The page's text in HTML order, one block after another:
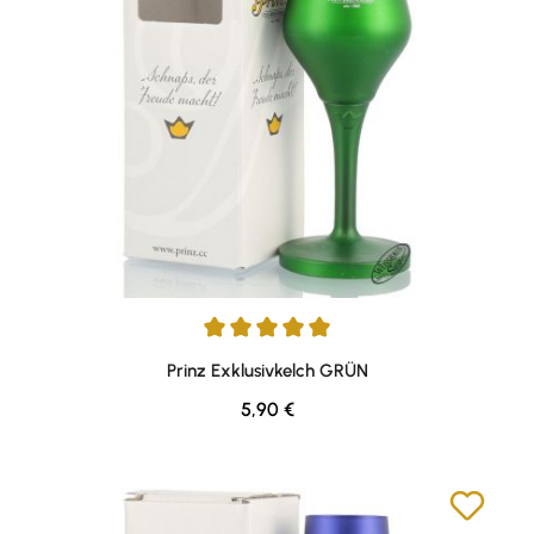
Durchschnittliche Bewertung von 5 von 5 Sternen
Prinz Exklusivkelch GRÜN
Regulärer Preis:
5,90 €